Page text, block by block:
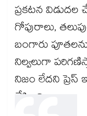
ప్రకటన
గోపురాలు,
బంగారు
నిల్వలుగా
నిజం లేదని ప్రెస్
చేసింది.